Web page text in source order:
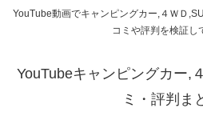
YouTube動画でキャンピングカー,４ＷＤ
コミや評判を検証し
YouTubeキャンピングカー,
ミ・評判ま